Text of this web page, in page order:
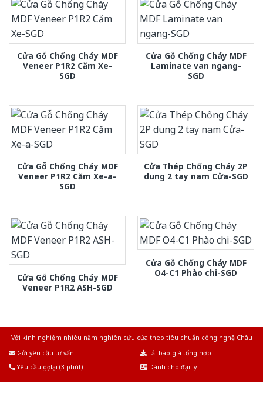
Cửa Gỗ Chống Cháy MDF
Veneer P1R2 Căm Xe-
SGD
Cửa Gỗ Chống Cháy MDF
Laminate van ngang-
SGD
Cửa Gỗ Chống Cháy MDF
Veneer P1R2 Căm Xe-a-
SGD
Cửa Thép Chống Cháy 2P
dung 2 tay nam Cửa-SGD
Cửa Gỗ Chống Cháy MDF
Veneer P1R2 ASH-SGD
Cửa Gỗ Chống Cháy MDF
O4-C1 Phào chi-SGD
Với kinh nghiệm nhiêu năm nghiên cứu cửa theo tiêu chuẩn công nghệ Châu
Gửi yêu cầu tư vấn
Tải báo giá tổng hợp
Yêu cầu gọi lại (3 phút)
Dành cho đại lý